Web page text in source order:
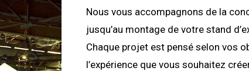
Nous vous accompagnons de la
jusqu’au montage de votre stand
Chaque projet est pensé selon vos
l’expérience que vous souhaitez